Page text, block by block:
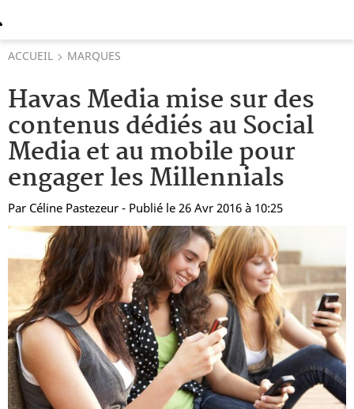
ACCUEIL MARQUES
Havas Media mise sur des
contenus dédiés au Social
Media et au mobile pour
engager les Millennials
Par Céline Pastezeur - Publié le 26 Avr 2016 à 10:25